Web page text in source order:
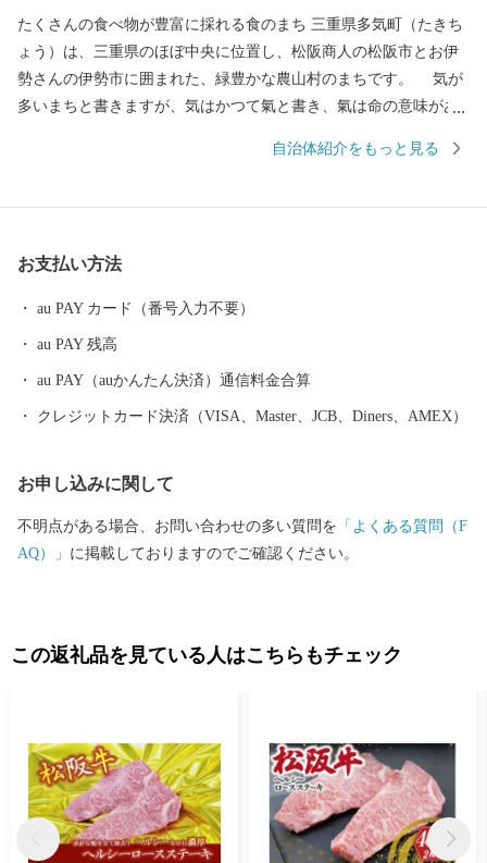
たくさんの食べ物が豊富に採れる食のまち 三重県多気町（たきち
ょう）は、三重県のほぼ中央に位置し、松阪商人の松阪市とお伊
勢さんの伊勢市に囲まれた、緑豊かな農山村のまちです。 気が
多いまちと書きますが、気はかつて氣と書き、氣は命の意味があ
から、たくさんの食べ物が採れる場所という意味があります。
来ない特産の伊勢いもや、多気町発祥の前川次郎柿など、町の名
述の松阪牛肥育農家直営レストランや、伊勢いも料理専門店、あ
る全国紙で全国2位に輝いた農園レストラン、清流宮川の畔で絶景
を観ながら味わえる茅葺き日本料理などなど、魅力的な飲食店が
店」があり、営業日は多くのお客様で賑わっています。 私たち
自治体紹介をもっと見る
お支払い方法
au PAY カード（番号入力不要）
au PAY 残高
au PAY（auかんたん決済）通信料金合算
クレジットカード決済（VISA、Master、JCB、Diners、AMEX）
お申し込みに関して
不明点がある場合、お問い合わせの多い質問を 「よくある質問（F
AQ）」 に掲載しておりますのでご確認ください。
この返礼品を見ている人はこちらもチェック